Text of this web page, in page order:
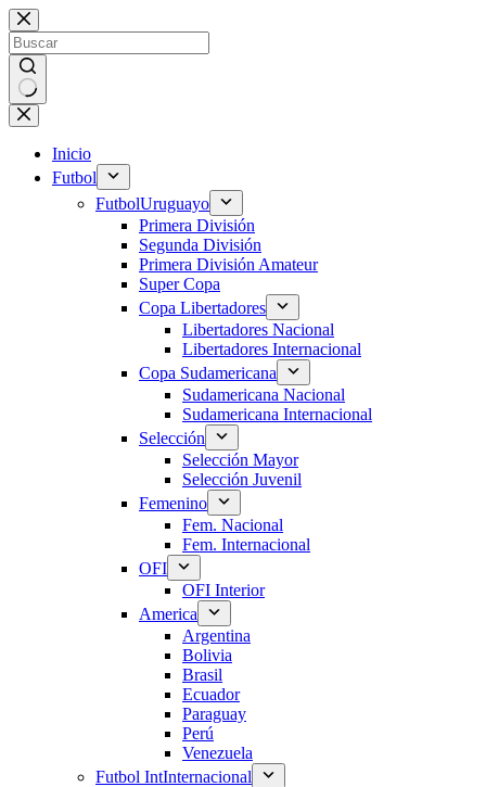
Saltar
al
contenido
Sin
resultados
Inicio
Futbol
FutbolUruguayo
Primera División
Segunda División
Primera División Amateur
Super Copa
Copa Libertadores
Libertadores Nacional
Libertadores Internacional
Copa Sudamericana
Sudamericana Nacional
Sudamericana Internacional
Selección
Selección Mayor
Selección Juvenil
Femenino
Fem. Nacional
Fem. Internacional
OFI
OFI Interior
America
Argentina
Bolivia
Brasil
Ecuador
Paraguay
Perú
Venezuela
Futbol IntInternacional